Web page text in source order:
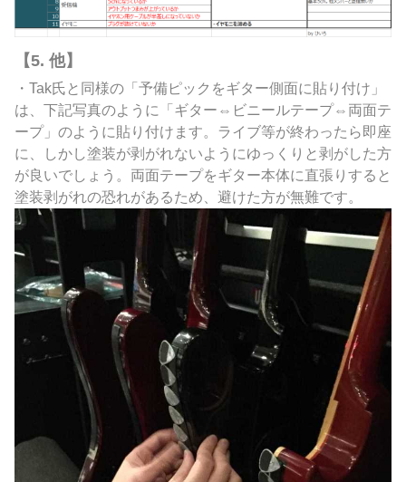
【5. 他】
・Tak氏と同様の「予備ピックをギター側面に貼り付け」
は、下記写真のように「ギター⇔ビニールテープ⇔両面テ
ープ」のように貼り付けます。ライブ等が終わったら即座
に、しかし塗装が剥がれないようにゆっくりと剥がした方
が良いでしょう。両面テープをギター本体に直張りすると
塗装剥がれの恐れがあるため、避けた方が無難です。